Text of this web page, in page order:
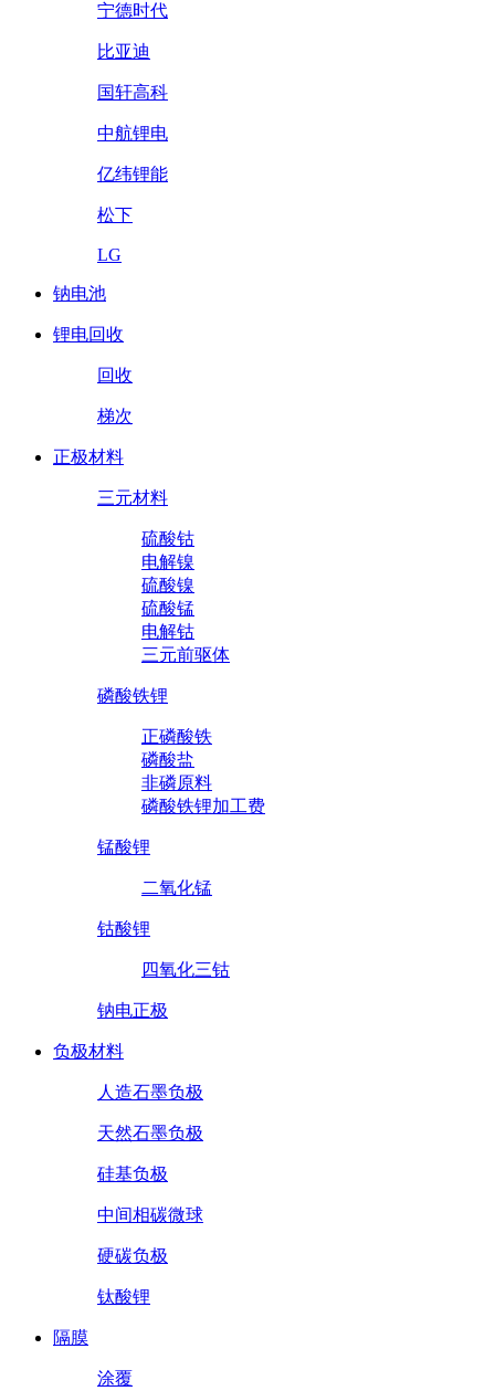
宁德时代
比亚迪
国轩高科
中航锂电
亿纬锂能
松下
LG
钠电池
锂电回收
回收
梯次
正极材料
三元材料
硫酸钴
电解镍
硫酸镍
硫酸锰
电解钴
三元前驱体
磷酸铁锂
正磷酸铁
磷酸盐
非磷原料
磷酸铁锂加工费
锰酸锂
二氧化锰
钴酸锂
四氧化三钴
钠电正极
负极材料
人造石墨负极
天然石墨负极
硅基负极
中间相碳微球
硬碳负极
钛酸锂
隔膜
涂覆